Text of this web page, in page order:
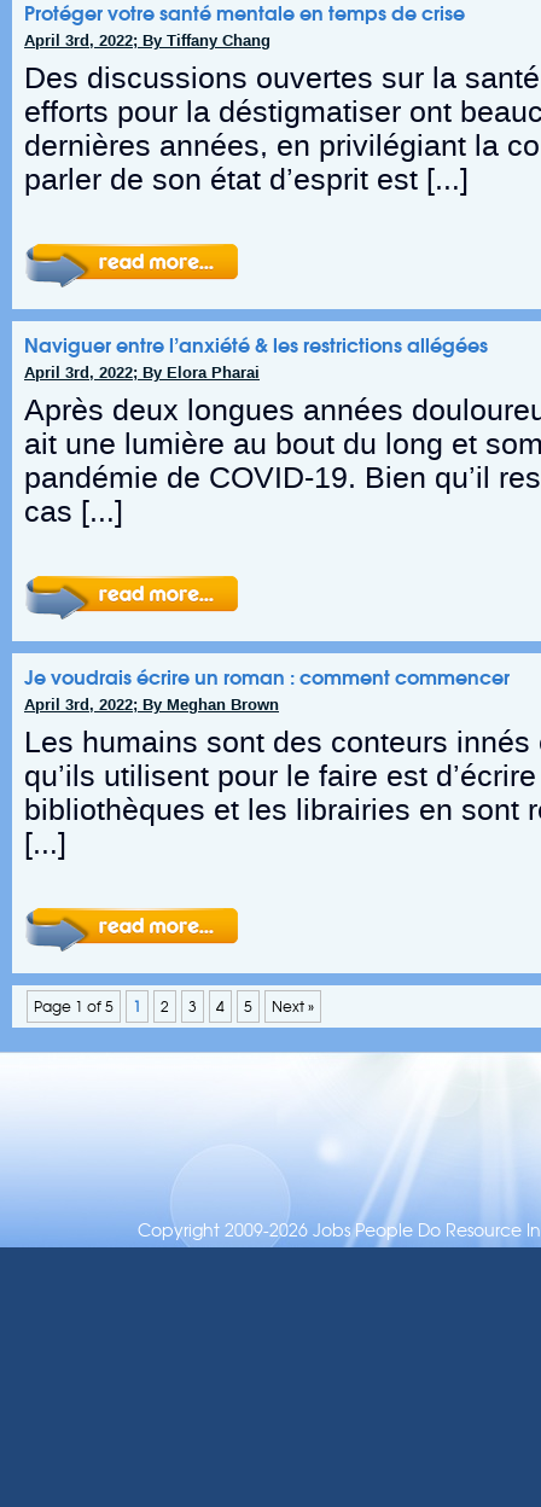
Protéger votre santé mentale en temps de crise
April 3rd, 2022; By Tiffany Chang
Des discussions ouvertes sur la
efforts pour la déstigmatiser ont
dernières années, en privilégiant la
parler de son état d’esprit est […]
Naviguer entre l’anxiété & les restrictions allégées
April 3rd, 2022; By Elora Pharai
Après deux longues années
ait une lumière au bout du long et
pandémie de COVID-19. Bien qu’il
cas […]
Je voudrais écrire un roman : comment commencer
April 3rd, 2022; By Meghan Brown
Les humains sont des conteurs innés
qu’ils utilisent pour le faire est
bibliothèques et les librairies en sont
[…]
Page 1 of 5 1 2 3 4 5 Next »
Copyright 2009-2026 Jobs People Do Resource